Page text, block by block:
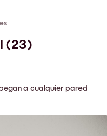
(23)
a cualquier pared